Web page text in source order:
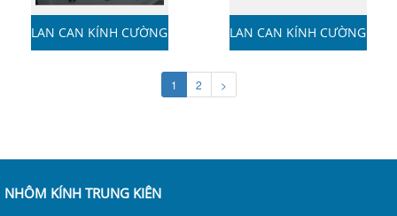
LAN CAN KÍNH CƯỜNG LAN CAN KÍNH CƯỜNG
1 2 >
NHÔM KÍNH TRUNG KIÊN